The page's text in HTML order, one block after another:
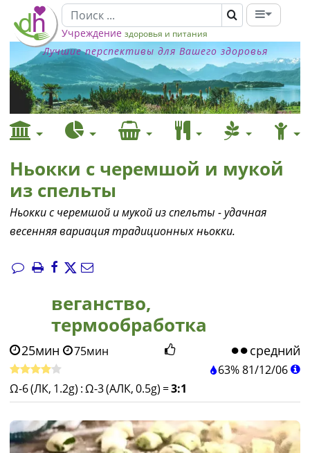
Учреждение здоровья и питания
Лучшие перспективы для Вашего здоровья
Ньокки с черемшой и мукой
из спельты
Ньокки с черемшой и мукой из спельты - удачная
весенняя вариация традиционных ньокки.
веганство,
термообработка
25мин 75мин средний
63%81/12/06
Ω-6 (ЛК, 1.2g) :Ω-3 (АЛК, 0.5g) =3:1